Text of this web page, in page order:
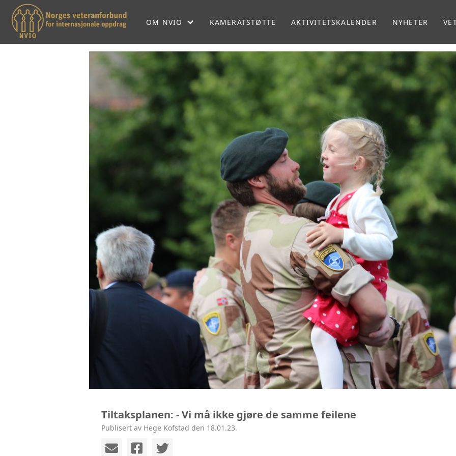
OM NVIO
OM NVIO
NVIOS HISTORIE
NVIO MENER
LOKALFORENINGER
SEKRETARIATET
FORBUNDSSTYRET
SAMARBEIDSPARTNERE
KONTAKT
KAMERATSTØTTE AKTIVITETSKALENDER NYHETER
Tiltaksplanen: - Vi må ikke gjøre de samme feilene
Publisert av Hege Kofstad den 18.01.23.